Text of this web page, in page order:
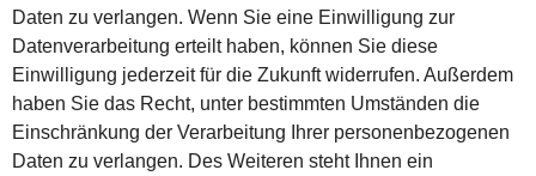
Daten zu verlangen. Wenn Sie eine Einwilligung zur
Datenverarbeitung erteilt haben, können Sie diese
Einwilligung jederzeit für die Zukunft widerrufen. Außerdem
haben Sie das Recht, unter bestimmten Umständen die
Einschränkung der Verarbeitung Ihrer personenbezogenen
Daten zu verlangen. Des Weiteren steht Ihnen ein